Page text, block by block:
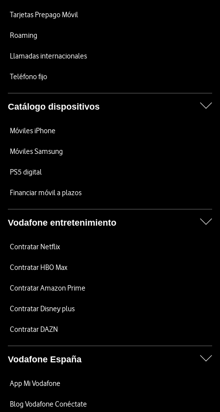
Tarjetas Prepago Móvil
Roaming
Llamadas internacionales
Teléfono fijo
Catálogo dispositivos
Móviles iPhone
Móviles Samsung
PS5 digital
Financiar móvil a plazos
Vodafone entretenimiento
Contratar Netflix
Contratar HBO Max
Contratar Amazon Prime
Contratar Disney plus
Contratar DAZN
Vodafone España
App Mi Vodafone
Blog Vodafone Conéctate